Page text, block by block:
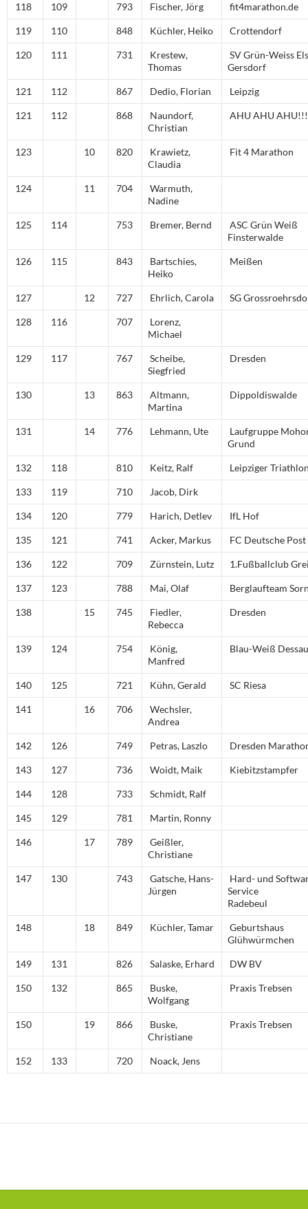
118 109 793 Fischer, Jörg fit4marathon.de
119 110 848 Küchler, Heiko Crottendorf
120 111 731
Krestew,
Thomas
SV Grün-Weiss
Gersdorf
121 112 867 Dedio, Florian Leipzig
121 112 868
Naundorf,
Christian
AHU AHU AHU!!!
123 10 820
Krawietz,
Claudia
Fit 4 Marathon
124 11 704
Warmuth,
Nadine
125 114 753 Bremer, Bernd
ASC Grün Weiß
Finsterwalde
126 115 843
Bartschies,
Heiko
Meißen
127 12 727 Ehrlich, Carola SG
128 116 707
Lorenz,
Michael
129 117 767
Scheibe,
Siegfried
Dresden
130 13 863
Altmann,
Martina
Dippoldiswalde
131 14 776 Lehmann, Ute
Laufgruppe
Grund
132 118 810 Keitz, Ralf Leipziger
133 119 710 Jacob, Dirk
134 120 779 Harich, Detlev IfL Hof
135 121 741 Acker, Markus FC Deutsche Post
136 122 709 Zürnstein, Lutz 1.Fußballclub
137 123 788 Mai, Olaf Berglaufteam
138 15 745
Fiedler,
Rebecca
Dresden
139 124 754
König,
Manfred
Blau-Weiß Dessau
140 125 721 Kühn, Gerald SC Riesa
141 16 706
Wechsler,
Andrea
142 126 749 Petras, Laszlo Dresden
143 127 736 Woidt, Maik Kiebitzstampfer
144 128 733 Schmidt, Ralf
145 129 781 Martin, Ronny
146 17 789
Geißler,
Christiane
147 130 743
Gatsche, Hans-
Jürgen
Hard- und
Service
Radebeul
148 18 849 Küchler, Tamar
Geburtshaus
Glühwürmchen
149 131 826 Salaske, Erhard DW BV
150 132 865
Buske,
Wolfgang
Praxis Trebsen
150 19 866
Buske,
Christiane
Praxis Trebsen
152 133 720 Noack, Jens